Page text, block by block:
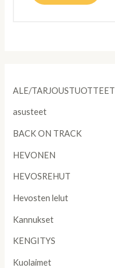
ALE/TARJOUSTUOTTEET
asusteet
BACK ON TRACK
HEVONEN
HEVOSREHUT
Hevosten lelut
Kannukset
KENGITYS
Kuolaimet